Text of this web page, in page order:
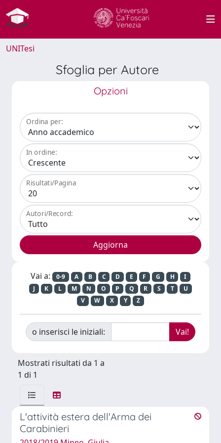
UNITesi
Sfoglia per Autore
Opzioni
Ordina per:
In ordine:
Risultati/Pagina
Autori/Record:
Vai a: 0-9 A B C D E F G H
I
J
K L M N O P Q R S T
U
V
W X Y Z
o inserisci le iniziali:
Mostrati risultati da 1 a
1 di 1
L'attività estera dell'Arma dei
Carabinieri